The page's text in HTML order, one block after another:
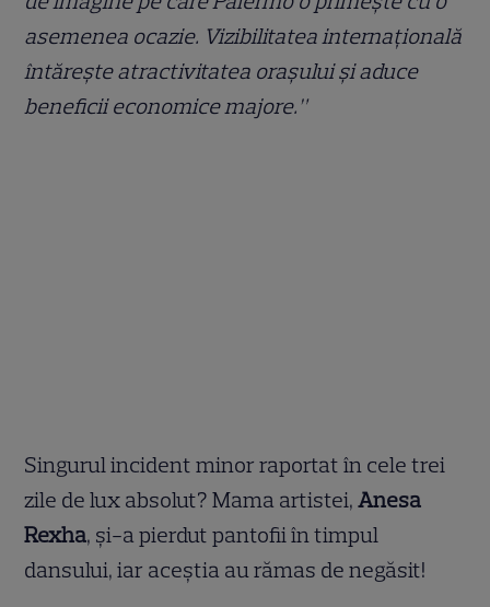
asemenea ocazie. Vizibilitatea internațională
întărește atractivitatea orașului și aduce
beneficii economice majore.”
Singurul incident minor raportat în cele trei
zile de lux absolut? Mama artistei,Anesa
Rexha, și-a pierdut pantofii în timpul
dansului, iar aceștia au rămas de negăsit!